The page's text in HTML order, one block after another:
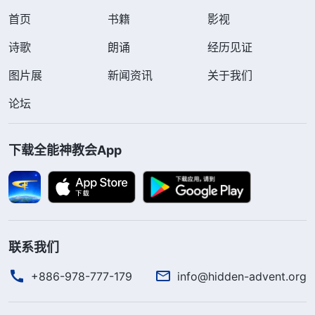
首页 书籍
影视
诗歌
朗诵
经历见证
图片展
新闻资讯
关于我们
论坛
下载全能神教会App
联系我们
+886-978-777-179 info@hidden-advent.org